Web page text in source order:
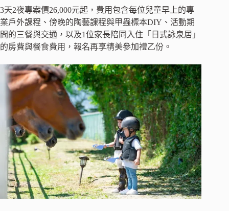
3天2夜專案價26,000元起，費用包含每位兒童早上的專
業戶外課程、傍晚的陶藝課程與甲蟲標本DIY、活動期
間的三餐與交通，以及1位家長陪同入住「日式詠泉居」
的房費與餐食費用，報名再享精美參加禮乙份。